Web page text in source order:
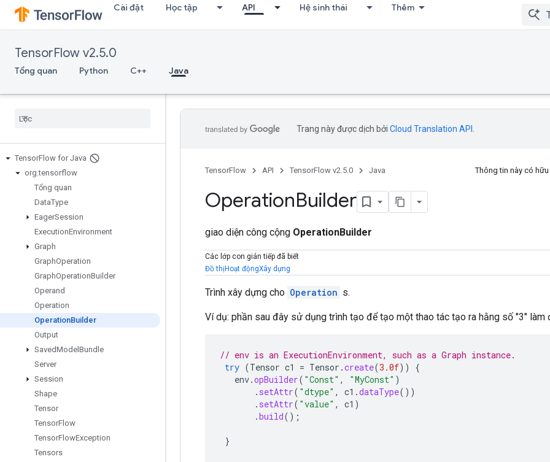
Cài đặt Học tập API Hệ sinh thái Thêm
TensorFlow v2.5.0
Tổng quan Python C++ Java
TensorFlow for Java
org.tensorflow
Tổng quan
DataType
EagerSession
ExecutionEnvironment
Graph
GraphOperation
GraphOperationBuilder
Operand
Operation
OperationBuilder
Output
SavedModel Bundle
Server
Session
Shape
Tensor
TensorFlow
TensorFlowException
Tensors
Trang này được dịch bởi Cloud Translation API
TensorFlow API TensorFlow v2.5.0 Java Thông tin này có
OperationBuilder
giao diện công cộng OperationBuilder
Các lớp con gián tiếp đã biết
Đồ thịHoạt độngXây dựng
Trình xây dựng cho Operation s.
Ví dụ: phần sau đây sử dụng trình tạo để tạo một thao tác tạo ra hằng số "3" làm
// env is an ExecutionEnvironment, such as a Graph instance.
try (Tensor c1 = Tensor .create(3.0f))
{
env.opBuilder( "Const" , "MyConst" )
. setAttr( "dtype" , c1 .dataType())
. setAttr( "value" , c1 )
.build();
}